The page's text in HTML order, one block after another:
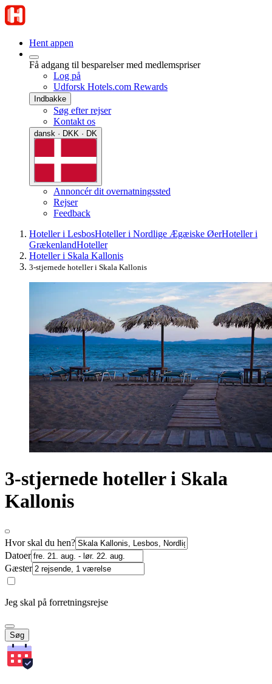
Hent appen
Få adgang til besparelser med medlemspriser
Log på
Udforsk Hotels.com Rewards
Indbakke
Søg efter rejser
Kontakt os
dansk · DKK · DK
Annoncér dit overnatningssted
Rejser
Feedback
Hoteller i LesbosHoteller i Nordlige Ægæiske ØerHoteller i
GrækenlandHoteller
Hoteller i Skala Kallonis
3-stjernede hoteller i Skala Kallonis
3-stjernede hoteller i Skala
Kallonis
Hvor skal du hen?
Datoer
Gæster
Jeg skal på forretningsrejse
Søg